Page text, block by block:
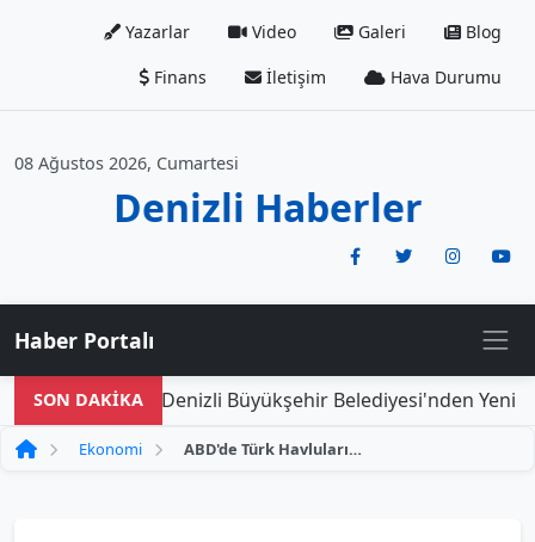
Yazarlar Video Galeri
Blog
Finans
İletişim Hava Durumu
08 Ağustos 2026, Cumartesi
Denizli Haberler
Haber Portalı
SON DAKİKADenizli Büyükşehir Belediyesi'nden Yeni
Ekonomi ABD'de Türk Havlularına Lüks Dokunuş